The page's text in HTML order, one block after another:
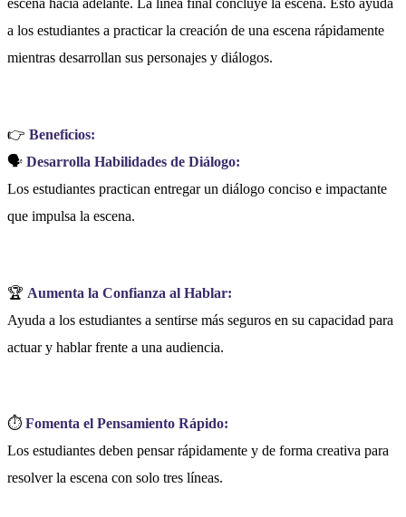
escena hacia adelante. La línea final concluye la escena. Esto ayuda
a los estudiantes a practicar la creación de una escena rápidamente
mientras desarrollan sus personajes y diálogos.
👉 Beneficios:
🗣 Desarrolla Habilidades de Diálogo:
Los estudiantes practican entregar un diálogo conciso e impactante
que impulsa la escena.
🏆 Aumenta la Confianza al Hablar:
Ayuda a los estudiantes a sentirse más seguros en su capacidad para
actuar y hablar frente a una audiencia.
⏱ Fomenta el Pensamiento Rápido:
Los estudiantes deben pensar rápidamente y de forma creativa para
resolver la escena con solo tres líneas.